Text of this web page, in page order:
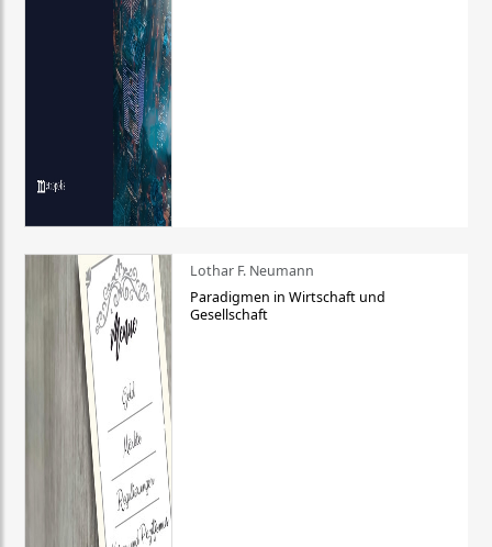
Lothar F. Neumann
Paradigmen in Wirtschaft und
Gesellschaft